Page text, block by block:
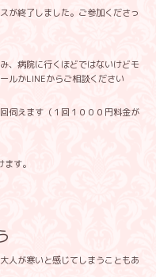
が終了しました。ご参加くださっ
、病院に行くほどではないけどモ
ルかLINEからご相談ください
伺えます（１回１０００円料金が
す。
人が寒いと感じてしまうこともあ